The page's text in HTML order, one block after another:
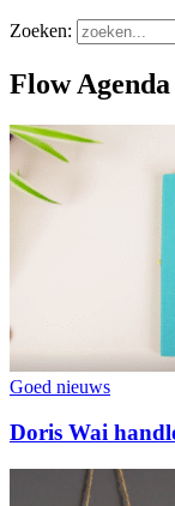
Zoeken:
Flow Agenda
Goed nieuws
Doris Wai